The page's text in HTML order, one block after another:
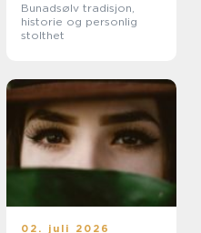
Bunadsølv tradisjon,
historie og personlig
stolthet
02. juli 2026